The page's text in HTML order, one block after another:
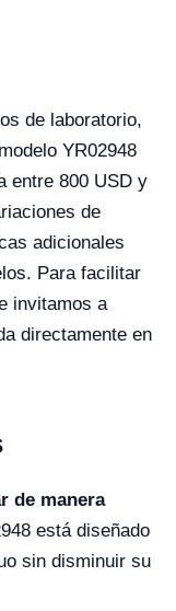
de laboratorio,
YR02948
entre 800 USD y
de
adicionales
Para facilitar
invitamos a
directamente en
de manera
está diseñado
sin disminuir su